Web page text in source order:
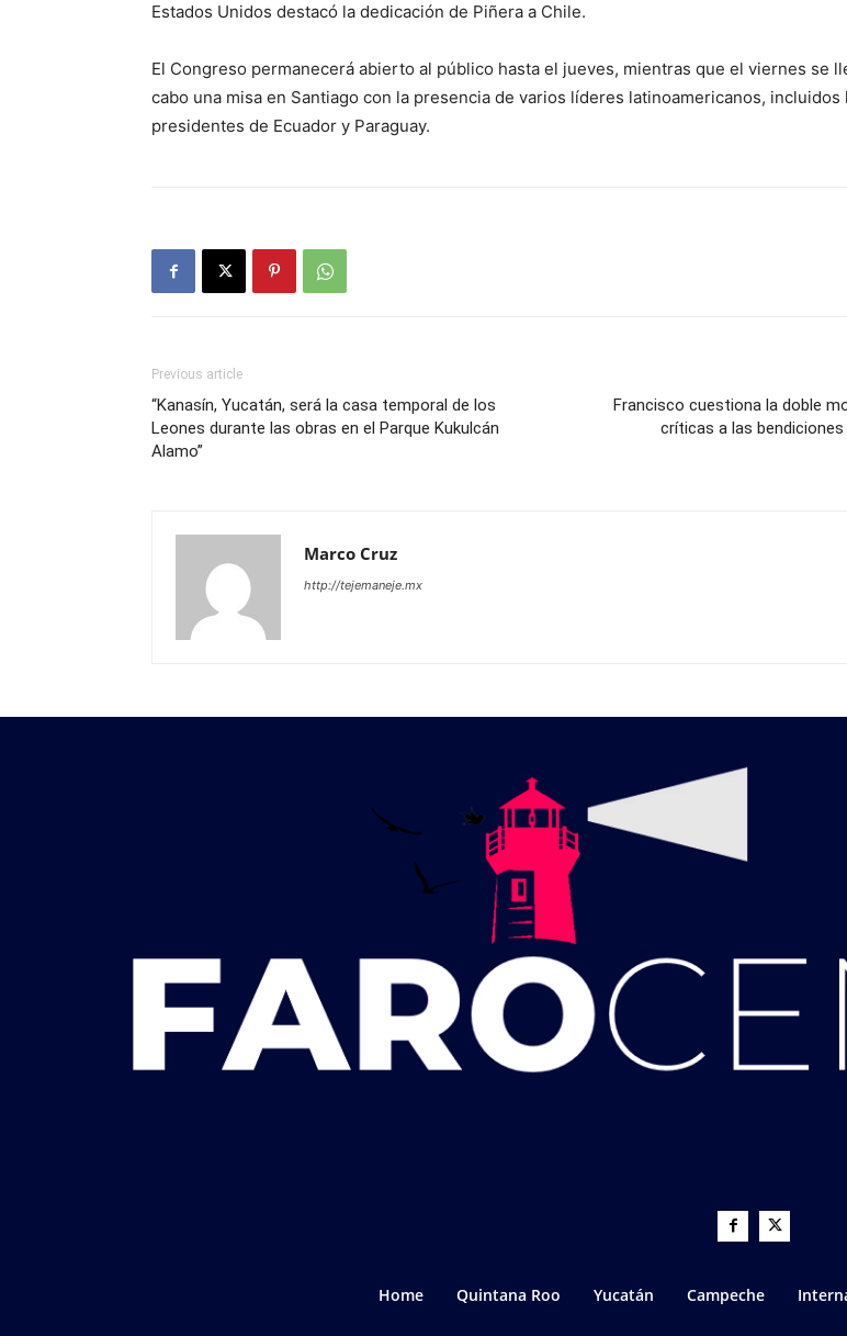
Estados Unidos destacó la dedicación de Piñera a Chile.
El Congreso permanecerá abierto al público hasta el jueves, mientras que el viernes se
cabo una misa en Santiago con la presencia de varios líderes latinoamericanos, incluidos
presidentes de Ecuador y Paraguay.
Previous article
“Kanasín, Yucatán, será la casa temporal de los
Leones durante las obras en el Parque Kukulcán
Alamo”
Francisco cuestiona la doble
críticas a las bendiciones
Marco Cruz
http://tejemaneje.mx
Home Quintana Roo Yucatán Campeche